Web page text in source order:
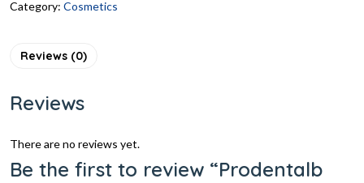
Category: Cosmetics
Reviews (0)
Reviews
There are no reviews yet.
Be the first to review “Prodentalb